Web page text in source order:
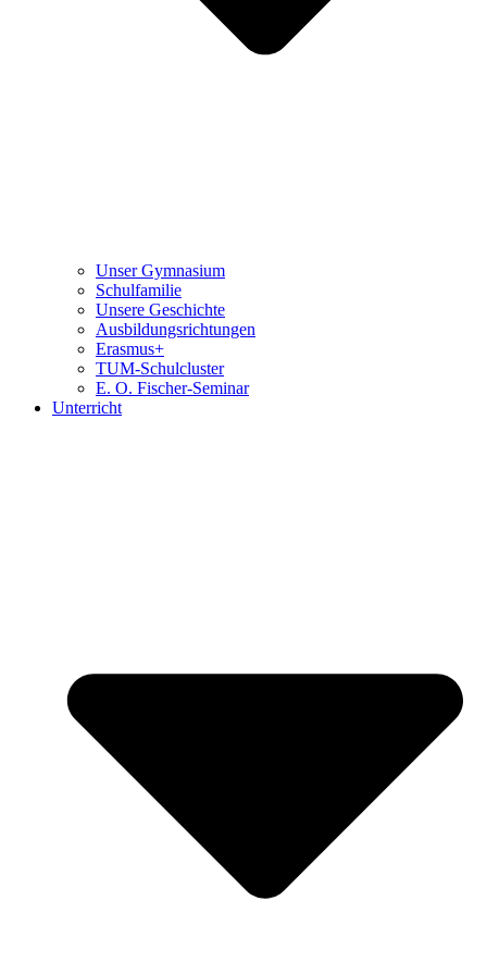
Unser Gymnasium
Schulfamilie
Unsere Geschichte
Ausbildungsrichtungen
Erasmus+
TUM-Schulcluster
E. O. Fischer-Seminar
Unterricht